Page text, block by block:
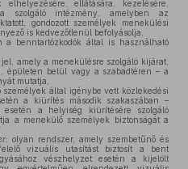
elhelyezésére, ellátására, kezelésére,
szolgáló intézmény, amelyben az
gondozott személyek menekülési
is kedvezőtlenül befolyásolja,
a benntartózkodók által is használható
amely a menekülésre szolgáló kijárat,
épületen belül vagy a szabadtéren – a
mutatja,
személyek által igénybe vett közlekedési
a kiürítés második szakaszában –
esetén a helyiség kiürítésére szolgáló
a menekülő személyek biztonságát a
olyan rendszer, amely szembetűnő és
vizuális utasítást biztosít a bent
vészhelyzet esetén a kijelölt